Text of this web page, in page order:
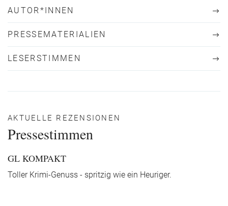
AUTOR*INNEN
PRESSEMATERIALIEN
LESERSTIMMEN
AKTUELLE REZENSIONEN
Pressestimmen
GL KOMPAKT
Toller Krimi-Genuss - spritzig wie ein Heuriger.